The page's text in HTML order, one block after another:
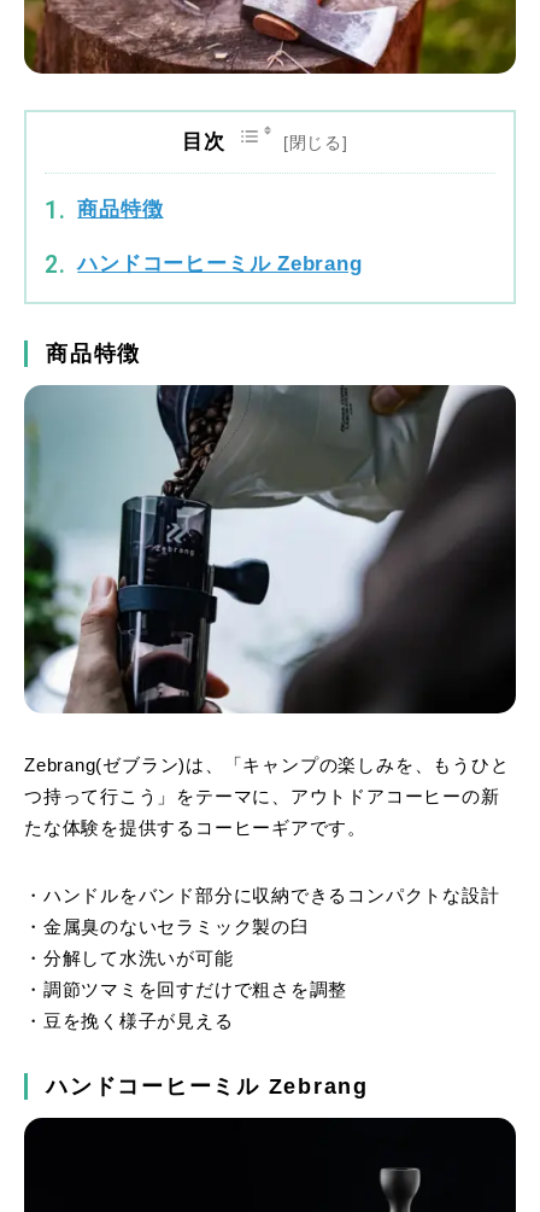
目次
商品特徴
ハンドコーヒーミル Zebrang
商品特徴
Zebrang(ゼブラン)は、「キャンプの楽しみを、もうひと
つ持って行こう」をテーマに、アウトドアコーヒーの新
たな体験を提供するコーヒーギアです。
・ハンドルをバンド部分に収納できるコンパクトな設計
・金属臭のないセラミック製の臼
・分解して水洗いが可能
・調節ツマミを回すだけで粗さを調整
・豆を挽く様子が見える
ハンドコーヒーミル Zebrang